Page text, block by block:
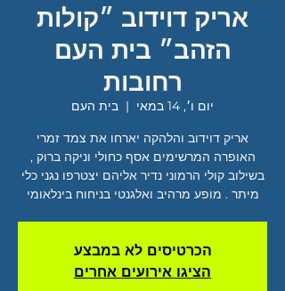
אריק דוידוב ״קולות
הזהב״ בית העם
רחובות
יום ו׳, 14 במאי
  |
בית העם
אריק דוידוב והלהקה יארחו את צמד זמרי
האופרה המרשימים אסף כחולי וניקה ברוק ,
בשילוב קולי הרמוני נדיר אליהם יצטרפו נגני כלי
מיתר . מופע מרהיב ואלגנטי בניחוח בינלאומי
הכרטיסים לא במבצע
הציגו אירועים אחרים